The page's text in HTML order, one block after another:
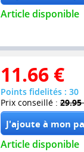
Article disponible
11.66 €
Points fidelités : 30
Prix conseillé : 29.95
Article disponible